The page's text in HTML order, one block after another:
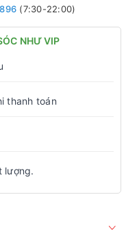
(7:30-22:00)
NHƯ VIP
thanh toán
lượng.